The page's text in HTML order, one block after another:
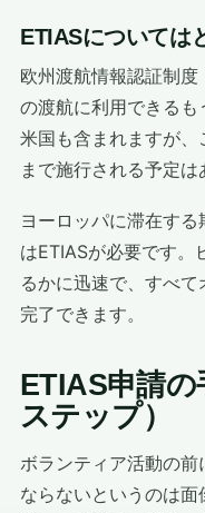
ETIASについては
欧州渡航情報認証制
の渡航に利用できる
米国も含まれますが
まで施行される予定は
ヨーロッパに滞在す
はETIASが必要です。
るかに迅速で、すべ
完了できます。
ETIAS申請
ステップ）
ボランティア活動の
ならないというのは